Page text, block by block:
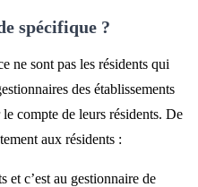
spécifique ?
ne sont pas les résidents qui
des établissements
compte de leurs résidents. De
aux résidents :
et c’est au gestionnaire de